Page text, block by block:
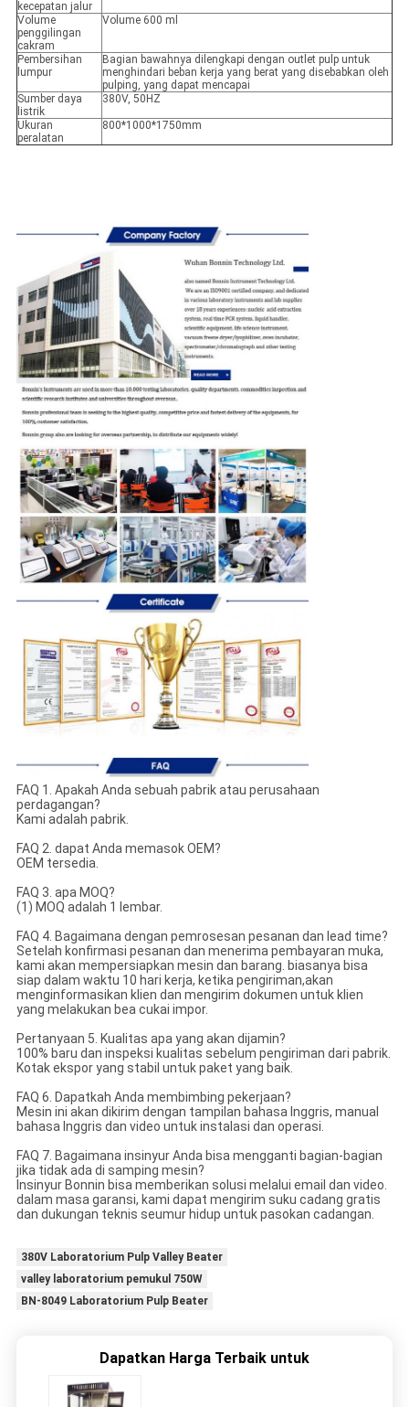
kecepatan jalur
Volume
penggilingan
cakram
Volume 600 ml
Pembersihan
lumpur
Bagian bawahnya dilengkapi dengan outlet pulp untuk
menghindari beban kerja yang berat yang disebabkan oleh
pulping, yang dapat mencapai
Sumber daya
listrik
380V, 50HZ
Ukuran
peralatan
800*1000*1750mm
FAQ 1. Apakah Anda sebuah pabrik atau perusahaan
perdagangan?
Kami adalah pabrik.
FAQ 2. dapat Anda memasok OEM?
OEM tersedia.
FAQ 3. apa MOQ?
(1) MOQ adalah 1 lembar.
FAQ 4. Bagaimana dengan pemrosesan pesanan dan lead time?
Setelah konfirmasi pesanan dan menerima pembayaran muka,
kami akan mempersiapkan mesin dan barang. biasanya bisa
siap dalam waktu 10 hari kerja, ketika pengiriman,akan
menginformasikan klien dan mengirim dokumen untuk klien
yang melakukan bea cukai impor.
Pertanyaan 5. Kualitas apa yang akan dijamin?
100% baru dan inspeksi kualitas sebelum pengiriman dari pabrik.
Kotak ekspor yang stabil untuk paket yang baik.
FAQ 6. Dapatkah Anda membimbing pekerjaan?
Mesin ini akan dikirim dengan tampilan bahasa Inggris, manual
bahasa Inggris dan video untuk instalasi dan operasi.
FAQ 7. Bagaimana insinyur Anda bisa mengganti bagian-bagian
jika tidak ada di samping mesin?
Insinyur Bonnin bisa memberikan solusi melalui email dan video.
dalam masa garansi, kami dapat mengirim suku cadang gratis
dan dukungan teknis seumur hidup untuk pasokan cadangan.
380V Laboratorium Pulp Valley Beater
valley laboratorium pemukul 750W
BN-8049 Laboratorium Pulp Beater
Dapatkan Harga Terbaik untuk